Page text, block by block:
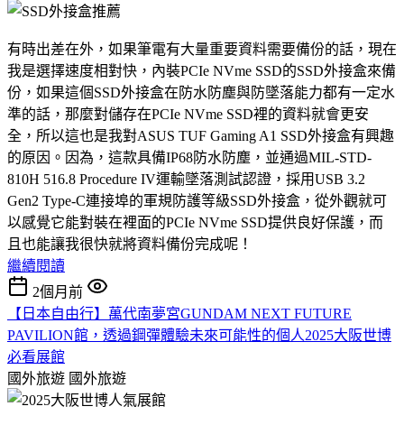
有時出差在外，如果筆電有大量重要資料需要備份的話，現在
我是選擇速度相對快，內裝PCIe NVme SSD的SSD外接盒來備
份，如果這個SSD外接盒在防水防塵與防墜落能力都有一定水
準的話，那麼對儲存在PCIe NVme SSD裡的資料就會更安
全，所以這也是我對ASUS TUF Gaming A1 SSD外接盒有興趣
的原因。因為，這款具備IP68防水防塵，並通過MIL-STD-
810H 516.8 Procedure IV運輸墜落測試認證，採用USB 3.2
Gen2 Type-C連接埠的軍規防護等級SSD外接盒，從外觀就可
以感覺它能對裝在裡面的PCIe NVme SSD提供良好保護，而
且也能讓我很快就將資料備份完成呢！
繼續閱讀
2個月前
【日本自由行】萬代南夢宮GUNDAM NEXT FUTURE
PAVILION館，透過鋼彈體驗未來可能性的個人2025大阪世博
必看展館
國外旅遊 國外旅遊